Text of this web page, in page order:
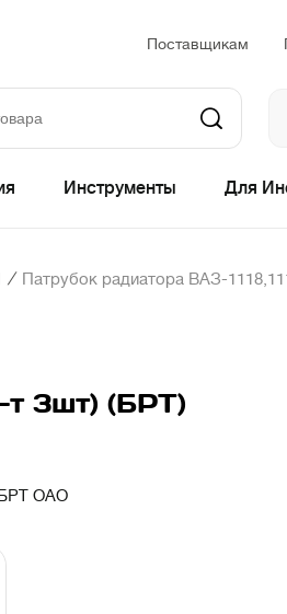
Поставщикам
Инструменты Для
/ Патрубок радиатора ВАЗ-
т 3шт) (БРТ)
БРТ ОАО